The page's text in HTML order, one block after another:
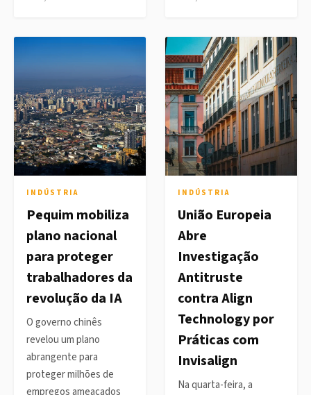
INDÚSTRIA
Pequim mobiliza
plano nacional
para proteger
trabalhadores da
revolução da IA
O governo chinês
revelou um plano
abrangente para
proteger milhões de
empregos ameaçados
INDÚSTRIA
União Europeia
Abre
Investigação
Antitruste
contra Align
Technology por
Práticas com
Invisalign
Na quarta-feira, a